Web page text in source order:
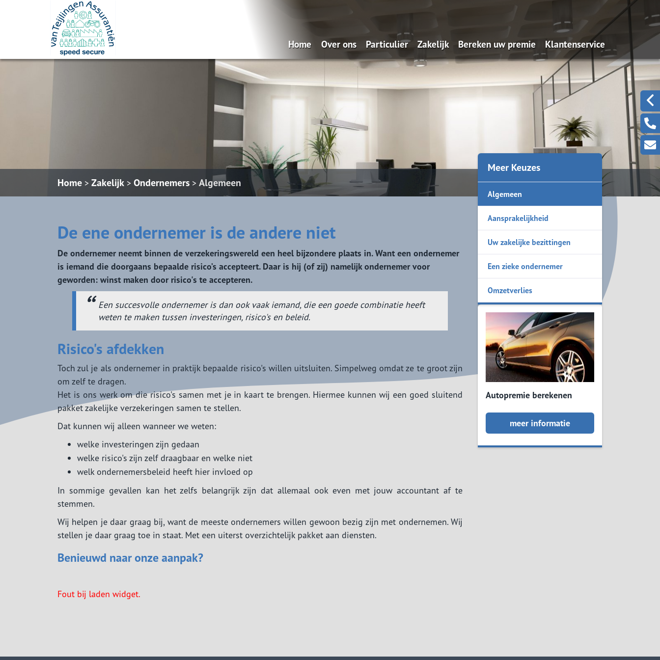
Home Over ons
Wat doen wij?
Hoe denken wij over verzekeren
Dát bedoelen wij nou met
ontzorgen!
Diensten via uw smartphone
Particulier
Verzekeren
Zakelijk
Ondernemers
Werkgevers
Bereken uw premie
Particulier pakket
Personenauto
Quad/ Trike
Pleziervaartuig
MKB Pakket
Klantenservice
Schades melden
Wijzigingen doorgeven
Serviceformulieren
Aanvraagformulieren
Waardemeters
Home > Zakelijk > Ondernemers > Algemeen
De ene ondernemer is de andere niet
De ondernemer neemt binnen de verzekeringswereld een heel bijzondere plaats in. Want een ondernemer
is iemand die doorgaans bepaalde risico’s accepteert. Daar is hij (of zij) namelijk ondernemer voor
geworden: winst maken door risico's te accepteren.
Een succesvolle ondernemer is dan ook vaak iemand, die een goede combinatie heeft
weten te maken tussen investeringen, risico's en beleid.
Risico's afdekken
Toch zul je als ondernemer in praktijk bepaalde risico's willen uitsluiten. Simpelweg omdat ze te groot zijn
om zelf te dragen.
Het is ons werk om die risico's samen met je in kaart te brengen. Hiermee kunnen wij een goed sluitend
pakket zakelijke verzekeringen samen te stellen.
Dat kunnen wij alleen wanneer we weten:
welke investeringen zijn gedaan
welke risico's zijn zelf draagbaar en welke niet
welk ondernemersbeleid heeft hier invloed op
In sommige gevallen kan het zelfs belangrijk zijn dat allemaal ook even met jouw accountant af te
stemmen.
Wij helpen je daar graag bij, want de meeste ondernemers willen gewoon bezig zijn met ondernemen. Wij
stellen je daar graag toe in staat. Met een uiterst overzichtelijk pakket aan diensten.
Benieuwd naar onze aanpak?
Fout bij laden widget.
Meer Keuzes
Algemeen
Aansprakelijkheid
Uw zakelijke bezittingen
Een zieke ondernemer
Omzetverlies
Autopremie berekenen
meer informatie